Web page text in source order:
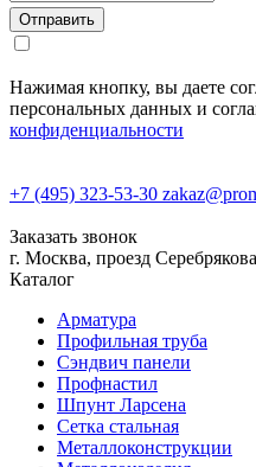
Нажимая кнопку, вы даете
персональных данных и
конфиденциальности
+7 (495) 323-53-30
Заказать звонок
г. Москва, проезд
Каталог
Арматура
Профильная труба
Сэндвич панели
Профнастил
Шпунт Ларсена
Сетка стальная
Металлоконструкции